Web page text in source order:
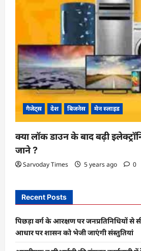
गैजेट्स देश बिजनेस मेन स्लाइड
क्या लॉक डाउन के बाद बढ़ी
जाने ?
Sarvoday Times 5 years ago 0
Recent Posts
पिछड़ा वर्ग के आरक्षण पर जनप्रतिनिधियों से
आधार पर शासन को भेजी जाएंगी संस्तुतियां